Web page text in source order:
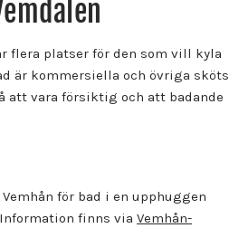
flera platser för den som vill kyla
är kommersiella och övriga sköts
att vara försiktig och att badande
för bad i en upphuggen
finns via Vemhån-